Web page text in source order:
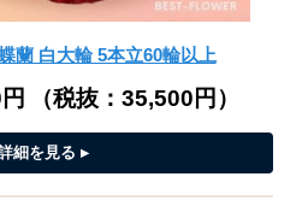
蘭 白大輪 5本立60輪以上
（税抜： 35,500円 ）